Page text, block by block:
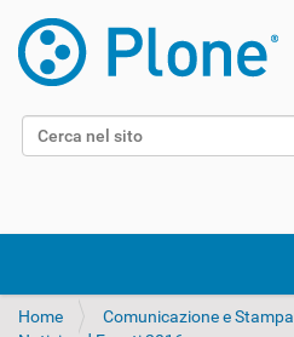
Cerca nel sito
Home Comunicazione e Stampa